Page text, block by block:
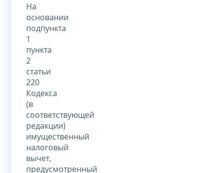
На
основании
подпункта
1
пункта
2
статьи
220
Кодекса
(в
соответствующей
редакции)
имущественный
налоговый
вычет,
предусмотренный